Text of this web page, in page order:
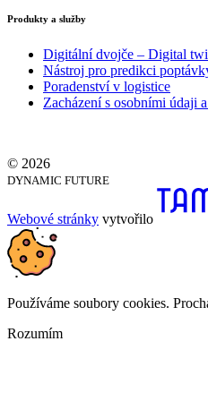
Produkty a služby
Digitální dvojče – Digital
Nástroj pro predikci
Poradenství v logistice
Zacházení s osobními údaji
© 2026
DYNAMIC FUTURE
Webové stránky vytvořilo
Používáme soubory cookies.
Rozumím